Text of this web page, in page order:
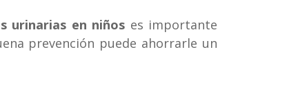
urinarias en niños es importante
prevención puede ahorrarle un